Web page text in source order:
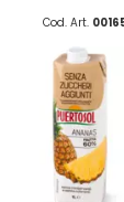
Cod. Art.